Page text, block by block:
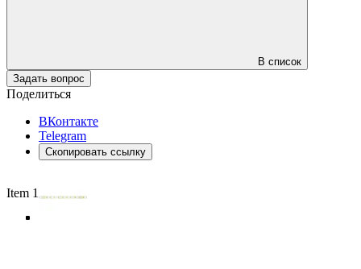
В список
Задать вопрос
Поделиться
ВКонтакте
Telegram
Скопировать ссылку
Item 1 of 5